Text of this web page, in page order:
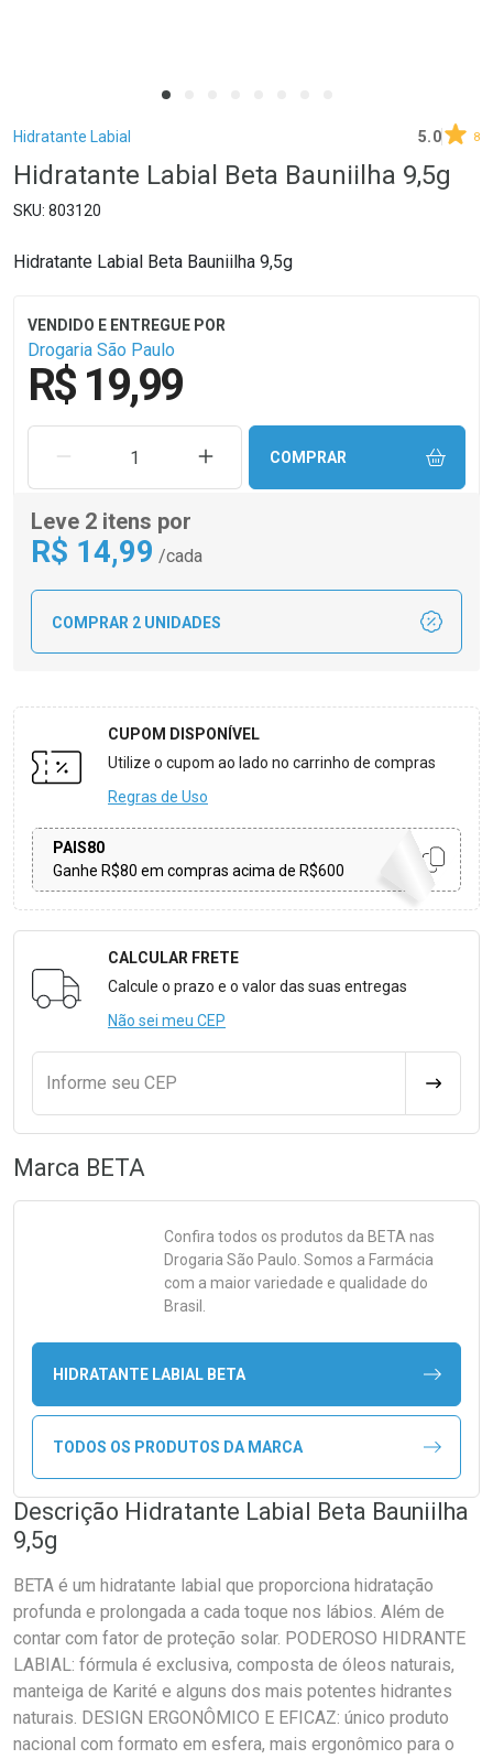
Breadcrumb
Hidratante Labial 5.0 8
Hidratante Labial Beta Bauniilha 9,5g
803120
Hidratante Labial Beta Bauniilha 9,5g
Drogaria São Paulo
R$ 19,99
REMOVER UMA UNIDADEAUMENTAR UMA UNIDADE
COMPRAR
Leve 2 itens por
R$ 14,99 /cada
COMPRAR 2 UNIDADES
CUPOM DISPONÍVEL
Utilize o cupom ao lado no carrinho de compras
Regras de Uso
PAIS80
Ganhe R$80 em compras acima de R$600
Formulário para Calcular o Frete
CALCULAR FRETE
Calcule o prazo e o valor das suas entregas
Não sei meu CEP
Informe seu CEP
Marca BETA
Confira todos os produtos da BETA nas
Drogaria São Paulo. Somos a Farmácia
com a maior variedade e qualidade do
Brasil.
HIDRATANTE LABIAL BETA
TODOS OS PRODUTOS DA MARCA
Descrição Hidratante Labial Beta Bauniilha
9,5g
BETA é um hidratante labial que proporciona hidratação
profunda e prolongada a cada toque nos lábios. Além de
contar com fator de proteção solar. PODEROSO HIDRANTE
LABIAL: fórmula é exclusiva, composta de óleos naturais,
manteiga de Karité e alguns dos mais potentes hidrantes
naturais. DESIGN ERGONÔMICO E EFICAZ: único produto
nacional com formato em esfera, mais ergonômico para o